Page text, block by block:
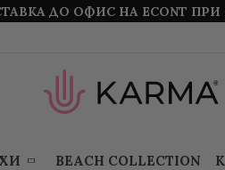
ДО ОФИС НА ECONT
BEACH COLLECTION